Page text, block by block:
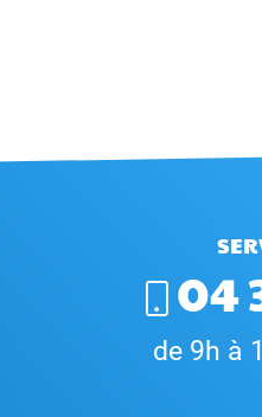
04
de 9h à